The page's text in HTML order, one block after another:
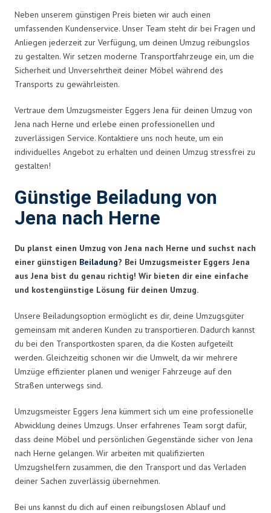
Neben unserem günstigen Preis bieten wir auch einen
umfassenden Kundenservice. Unser Team steht dir bei Fragen und
Anliegen jederzeit zur Verfügung, um deinen Umzug reibungslos
zu gestalten. Wir setzen moderne Transportfahrzeuge ein, um die
Sicherheit und Unversehrtheit deiner Möbel während des
Transports zu gewährleisten.
Vertraue dem Umzugsmeister Eggers Jena für deinen Umzug von
Jena nach Herne und erlebe einen professionellen und
zuverlässigen Service. Kontaktiere uns noch heute, um ein
individuelles Angebot zu erhalten und deinen Umzug stressfrei zu
gestalten!
Günstige Beiladung von
Jena nach Herne
Du planst einen Umzug von Jena nach Herne und suchst nach
einer günstigen Beiladung? Bei Umzugsmeister Eggers Jena
aus Jena bist du genau richtig! Wir bieten dir eine einfache
und kostengünstige Lösung für deinen Umzug.
Unsere Beiladungsoption ermöglicht es dir, deine Umzugsgüter
gemeinsam mit anderen Kunden zu transportieren. Dadurch kannst
du bei den Transportkosten sparen, da die Kosten aufgeteilt
werden. Gleichzeitig schonen wir die Umwelt, da wir mehrere
Umzüge effizienter planen und weniger Fahrzeuge auf den
Straßen unterwegs sind.
Umzugsmeister Eggers Jena kümmert sich um eine professionelle
Abwicklung deines Umzugs. Unser erfahrenes Team sorgt dafür,
dass deine Möbel und persönlichen Gegenstände sicher von Jena
nach Herne gelangen. Wir arbeiten mit qualifizierten
Umzugshelfern zusammen, die den Transport und das Verladen
deiner Sachen zuverlässig übernehmen.
Bei uns kannst du dich auf einen reibungslosen Ablauf und